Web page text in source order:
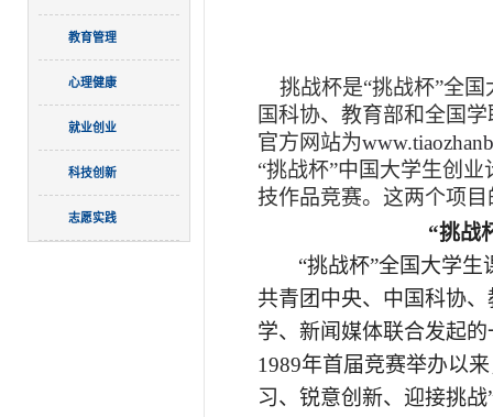
教育管理
心理健康
就业创业
科技创新
志愿实践
挑战杯是“挑战杯”全
国科协、教育部和全国
官方网站为
“挑战杯”中国大学生创
技作品竞赛。这两个项
“挑战
“挑战杯”全国大学生
共青团中央、中国科协
学、新闻媒体联合发起
1989年首届竞赛举办以
习、锐意创新、迎接挑